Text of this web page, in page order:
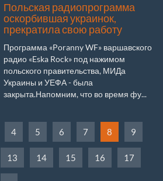
Польская радиопрограмма
оскорбившая украинок,
прекратила свою работу
Программа «Poranny WF» варшавского
радио «Eska Rock» под нажимом
польского правительства, МИДа
Украины и УЕФА - была
закрыта.Напомним, что во время фу...
4 5 6 7 8 9
13 14 15 16 17